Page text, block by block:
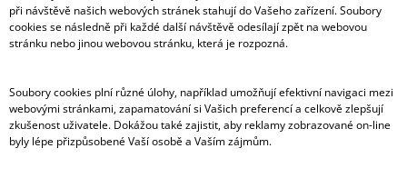
při návštěvě našich webových stránek stahují do Vašeho zařízení. Soubory
cookies se následně při každé další návštěvě odesílají zpět na webovou
stránku nebo jinou webovou stránku, která je rozpozná.
Soubory cookies plní různé úlohy, například umožňují efektivní navigaci mezi
webovými stránkami, zapamatování si Vašich preferencí a celkově zlepšují
zkušenost uživatele. Dokážou také zajistit, aby reklamy zobrazované on-line
byly lépe přizpůsobené Vaší osobě a Vaším zájmům.